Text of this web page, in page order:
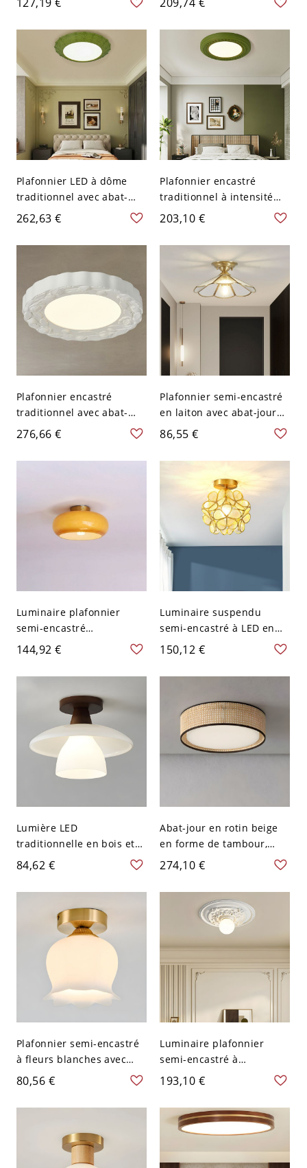
V-120 V
- 110 V-120 V 30,48 cm
Plafonnier LED à dôme
traditionnel avec abat-
jour en acrylique blanc -
Vert 110 V-120 V
262,63 €
Plafonnier encastré
traditionnel à intensité
variable avec une lumière
chaude/blanche/neutre -
Vert 110 V-120 V
203,10 €
Plafonnier encastré
traditionnel avec abat-
jour en acrylique blanc -
Crème 110 V-120 V
276,66 €
Plafonnier semi-encastré
en laiton avec abat-jour
en verre dépoli - 110 V-
120 V 20,32 cm
86,55 €
Luminaire plafonnier
semi-encastré
géométrique orange avec
abat-jour en verre blanc -
110 V-120 V
144,92 €
Luminaire suspendu
semi-encastré à LED en
métal traditionnel de 10
pouces pour usage
résidentiel - 110 V-120 V
150,12 €
Lumière LED
traditionnelle en bois et
verre avec abat-jour blanc
- 110 V-120 V Couleur de
Noyer
84,62 €
Abat-jour en rotin beige
en forme de tambour,
plafonnier traditionnel à 1
lumière - 110 V-120 V
45,72 cm
274,10 €
Plafonnier semi-encastré
à fleurs blanches avec
abat-jour en verre blanc
pour une décoration de
style traditionnel - 110 V-
80,56 €
Luminaire plafonnier
semi-encastré à
globe/boule en résine à
broches bipolaires
traditionnelles - 110 V-120
V Crème Blanc Laiteux
193,10 €